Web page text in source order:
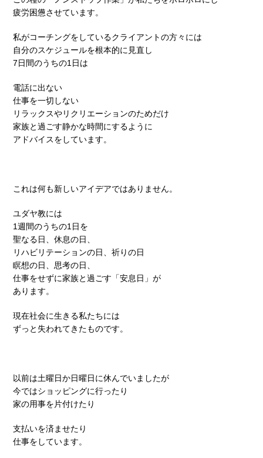
疲労困憊させています。
私がコーチングをしているクライアントの方々には
自分のスケジュールを根本的に見直し
7日間のうちの1日は
電話に出ない
仕事を一切しない
リラックスやリクリエーションのためだけ
家族と過ごす静かな時間にするように
アドバイスをしています。
これは何も新しいアイデアではありません。
ユダヤ教には
1週間のうちの1日を
聖なる日、休息の日、
リハビリテーションの日、祈りの日
瞑想の日、思考の日、
仕事をせずに家族と過ごす「安息日」が
あります。
現在社会に生きる私たちには
ずっと失われてきたものです。
以前は土曜日か日曜日に休んでいましたが
今ではショッピングに行ったり
家の用事を片付けたり
支払いを済ませたり
仕事をしています。